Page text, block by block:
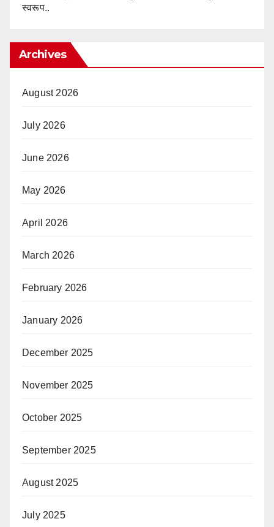
स्वरूप..
Archives
August 2026
July 2026
June 2026
May 2026
April 2026
March 2026
February 2026
January 2026
December 2025
November 2025
October 2025
September 2025
August 2025
July 2025